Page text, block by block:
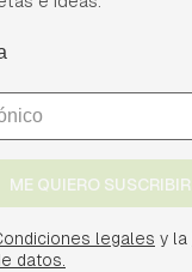
ME QUIERO SUSCRIBIR
legales y la
datos.